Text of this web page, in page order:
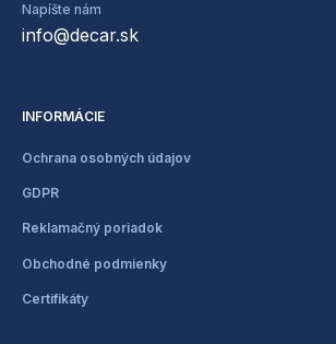
Napíšte nám
info@decar.sk
INFORMÁCIE
Ochrana osobných údajov
GDPR
Reklamačný poriadok
Obchodné podmienky
Certifikáty